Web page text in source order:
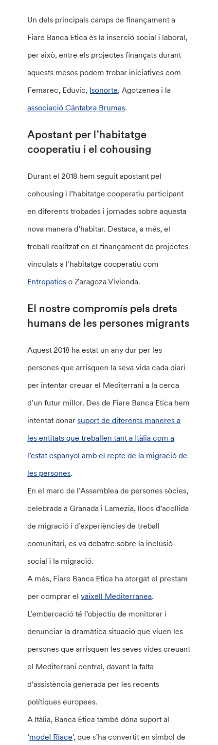
Un dels principals camps de finançament a
Fiare Banca Etica és la inserció social i laboral,
per això, entre els projectes finançats durant
aquests mesos podem trobar iniciatives com
Femarec, Eduvic, Isonorte, Agotzenea i la
associació Cántabra Brumas.
Apostant per l’habitatge
cooperatiu i el cohousing
Durant el 2018 hem seguit apostant pel
cohousing i l’habitatge cooperatiu participant
en diferents trobades i jornades sobre aquesta
nova manera d’habitar. Destaca, a més, el
treball realitzat en el finançament de projectes
vinculats a l’habitatge cooperatiu com
Entrepatios o Zaragoza Vivienda.
El nostre compromís pels drets
humans de les persones migrants
Aquest 2018 ha estat un any dur per les
persones que arrisquen la seva vida cada diari
per intentar creuar el Mediterrani a la cerca
d’un futur millor. Des de Fiare Banca Etica hem
intentat donarsuport de diferents maneres a
les entitats que treballen tant a Itàlia com a
l’estat espanyol amb el repte de la migració de
les persones.
En el marc de l’Assemblea de persones sòcies,
celebrada a Granada i Lamezia, llocs d’acollida
de migració i d’experiències de treball
comunitari, es va debatre sobre la inclusió
social i la migració.
A més, Fiare Banca Etica ha atorgat el prestam
per comprar elvaixell Mediterranea.
L’embarcació té l’objectiu de monitorar i
denunciar la dramàtica situació que viuen les
persones que arrisquen les seves vides creuant
el Mediterrani central, davant la falta
d’assistència generada per les recents
polítiques europees.
A Itàlia, Banca Etica també dóna suport al
‘model Riace’, que s’ha convertit en símbol de